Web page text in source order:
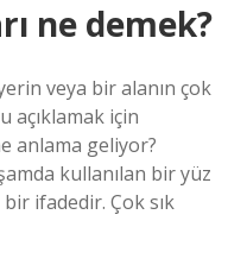
ne demek?
veya bir alanın çok
açıklamak için
anlama geliyor?
kullanılan bir yüz
ifadedir. Çok sık